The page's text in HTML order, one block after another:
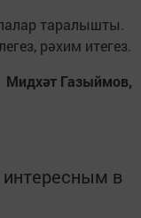
та­ра­лыш­ты.
рә­хим ите­гез.
Мид­хәт Га­зый­мов,
в